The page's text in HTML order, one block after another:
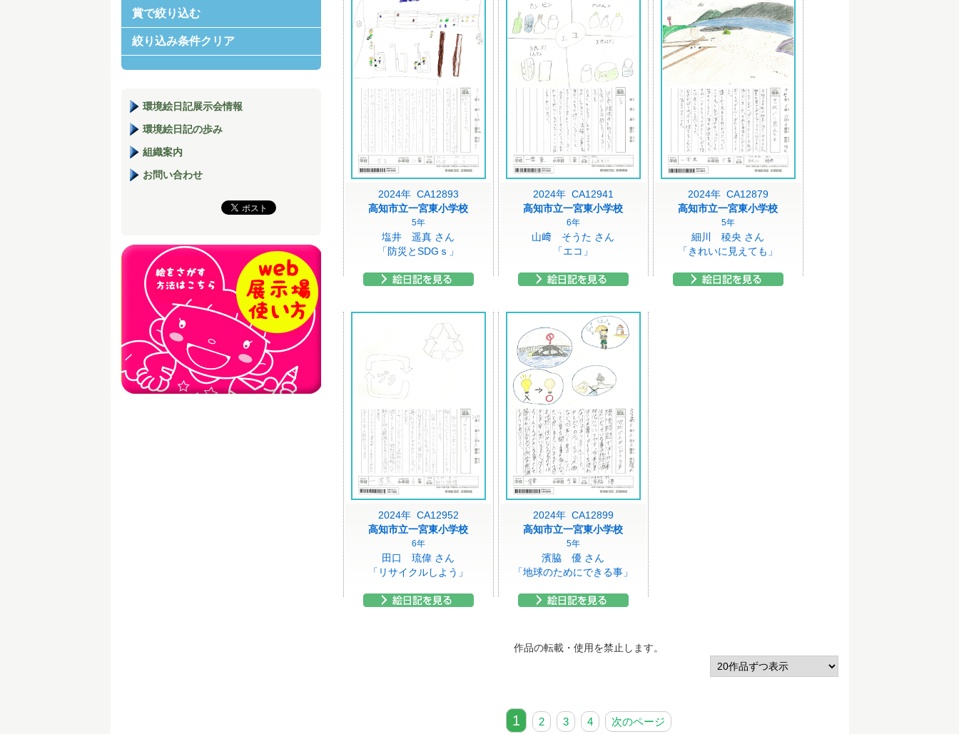
2024年 CA12893
高知市立一宮東小学校
5年
塩井 遥真 さん
「防災とSDGｓ」
2024年 CA12941
高知市立一宮東小学校
6年
山﨑 そうた さん
「エコ」
2024年 CA12879
高知市立一宮東小学校
5年
細川 稜央 さん
「きれいに見えても」
2024年 CA12952
高知市立一宮東小学校
6年
田口 琉偉 さん
「リサイクルしよう」
2024年 CA12899
高知市立一宮東小学校
5年
濱脇 優 さん
「地球のためにできる事」
作品の転載・使用を禁止します。
1 2 3 4 次のページ
賞で絞り込む
絞り込み条件クリア
環境絵日記展示会情報
環境絵日記の歩み
組織案内
お問い合わせ